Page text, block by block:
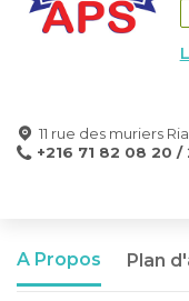
11 rue des muriers
+216 71 82 08 20 /
A Propos Plan